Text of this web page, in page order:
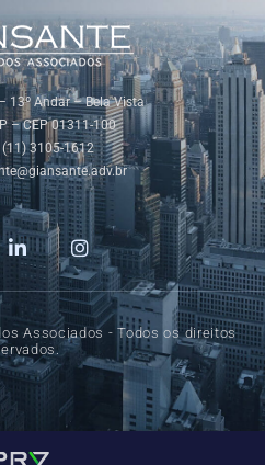
13º Andar – Bela Vista
– CEP 01311-100
(11) 3105-1612
Associados - Todos os direitos